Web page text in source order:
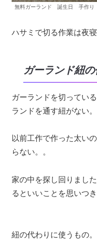
無料ガーランド 誕生日 手作り
ハサミで切る作業は夜
ガーランド紐
ガーランドを切ってい
ランドを通す紐がない。
以前工作で作った太い
らない。。
家の中を探し回りまし
るといいことを思いつき
紐の代わりに使うもの